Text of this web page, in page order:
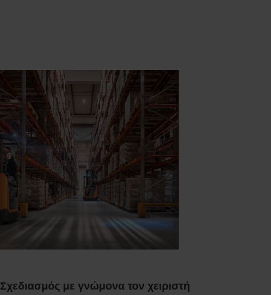
Σχεδιασμός με γνώμονα τον χειριστή